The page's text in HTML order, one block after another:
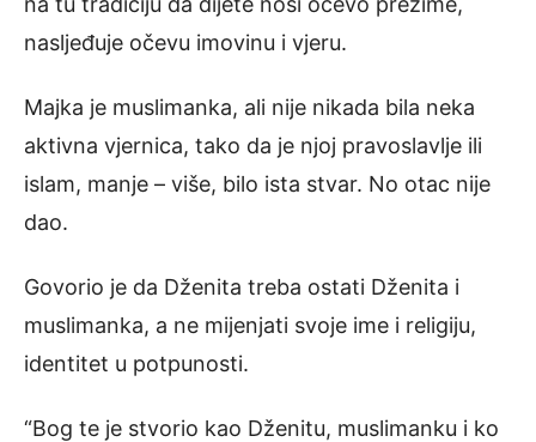
nasljeđuje očevu imovinu i vjeru.
Majka je muslimanka, ali nije nikada bila neka
aktivna vjernica, tako da je njoj pravoslavlje ili
islam, manje – više, bilo ista stvar. No otac nije
dao.
Govorio je da Dženita treba ostati Dženita i
muslimanka, a ne mijenjati svoje ime i religiju,
identitet u potpunosti.
“Bog te je stvorio kao Dženitu, muslimanku i ko